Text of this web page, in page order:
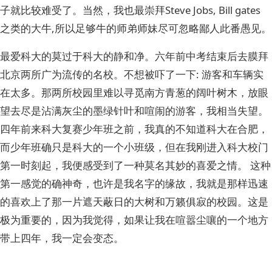
子就比较难受了。当然，我也最崇拜Steve Jobs, Bill gates
之类的大牛,所以足够牛的师弟师妹尽可忽略鄙人此番愚见。
最爱科大的莫过于科大的静和净。六年前中考结束后去膜拜
北京两所广为流传的名校。不想被吓了一下: 游客和车辆实
在太多。那两所校园里难以寻觅南方青葱的阔叶树木，放眼
望去尽是沾满灰尘的墨绿针叶和喧闹的游客，我相当失望。
四年前来科大复赛少年班之前，我真的不知道科大在合肥，
而少年班确只是科大的一个小班级，但在我刚进入科大校门
第一时刻起，我便感受到了一种莫名其妙的喜爱之情。 这种
第一感觉的确神奇，也许是我名字的缘故，我就是那样迅速
的喜欢上了那一片遮天蔽日的大树和万籁俱寂的校园。这是
极为重要的，因为我觉得，如果让我在喧嚣尘嚷的一个地方
带上四年，我一定会变态。